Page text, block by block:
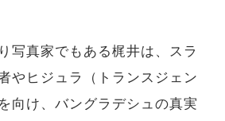
写真家でもある梶井は、スラ
やヒジュラ（トランスジェン
向け、バングラデシュの真実